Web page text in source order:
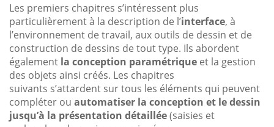
Les premiers chapitres s’intéressent plus
particulièrement à la description de l’interface, à
l’environnement de travail, aux outils de dessin et de
construction de dessins de tout type. Ils abordent
également la conception paramétrique et la gestion
des objets ainsi créés. Les chapitres
suivants s’attardent sur tous les éléments qui peuvent
compléter ou automatiser la conception et le dessin
jusqu’à la présentation détaillée(saisies et